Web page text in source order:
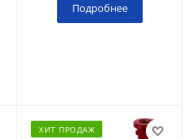
Подробнее
ХИТ ПРОДАЖ